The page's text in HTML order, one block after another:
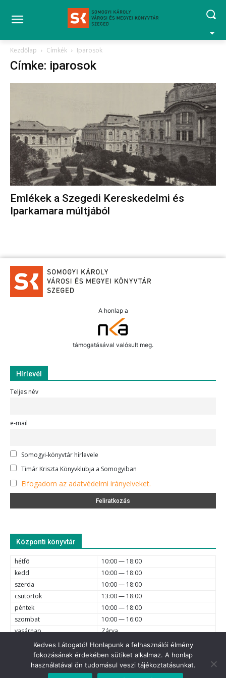
Kezdőlap Címkék Iparosok
Címke: iparosok
Emlékek a Szegedi Kereskedelmi és
Iparkamara múltjából
A honlap a
támogatásával valósult meg.
Hírlevél
Teljes név
e-mail
Somogyi-könyvtár hírlevele
Timár Kriszta Könyvklubja a Somogyiban
Elfogadom az adatvédelmi irányelveket.
Központi könyvtár
hétfõ
10:00 — 18:00
kedd
10:00 — 18:00
szerda
10:00 — 18:00
csütörtök
13:00 — 18:00
péntek
10:00 — 18:00
szombat
10:00 — 16:00
vasárnap
Zárva
6720 Szeged, Dóm tér 1-4. (62) 425-525, (62) 630-634; e-mail
© 2021 Somogyi Károly Városi és Megyei Könyvtár - Minden jog
Kedves Látogató! Honlapunk a felhasználói élmény
fokozásának érdekében sütiket alkalmaz. A honlap
használatával ön tudomásul veszi tájékoztatásunkat.